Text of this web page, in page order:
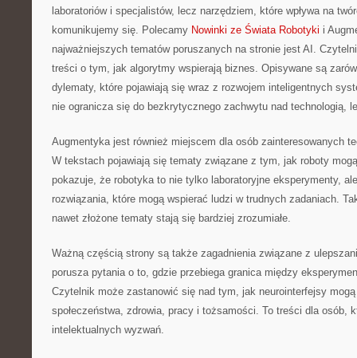
laboratoriów i specjalistów, lecz narzędziem, które wpływa na
komunikujemy się. Polecamy Nowinki ze Świata Robotyki i
najważniejszych tematów poruszanych na stronie jest AI.
treści o tym, jak algorytmy wspierają biznes. Opisywane są
dylematy, które pojawiają się wraz z rozwojem inteligentnych
nie ogranicza się do bezkrytycznego zachwytu nad technologią,
Augmentyka jest również miejscem dla osób zainteresowanych
W tekstach pojawiają się tematy związane z tym, jak roboty
pokazuje, że robotyka to nie tylko laboratoryjne eksperymenty,
rozwiązania, które mogą wspierać ludzi w trudnych zadaniach.
nawet złożone tematy stają się bardziej zrozumiałe.
Ważną częścią strony są także zagadnienia związane z
porusza pytania o to, gdzie przebiega granica między
Czytelnik może zastanowić się nad tym, jak neurointerfejsy mogą
społeczeństwa, zdrowia, pracy i tożsamości. To treści dla osób,
intelektualnych wyzwań.